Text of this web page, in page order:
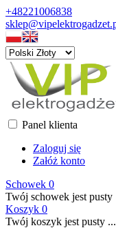
+48221006838
Panel klienta
Zaloguj się
Załóż konto
Schowek 0
Twój schowek jest pusty
Koszyk 0
Twój koszyk jest pusty ...